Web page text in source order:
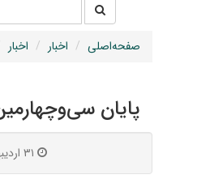
جستجو
در
سایت صفحه‌اصلی اخبار اخبار
پایان
۳۱ اردیبهشت ۱۴۰۲ | ۱۴:۴۴